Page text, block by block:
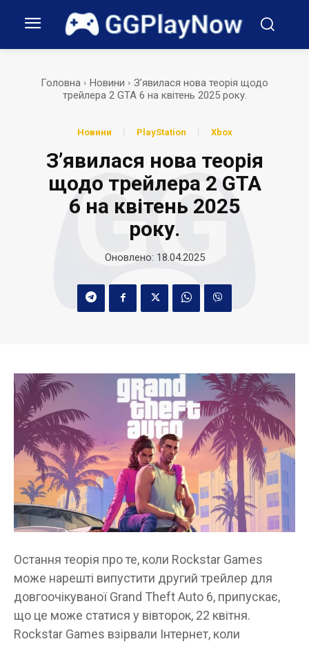
Головна Новини
З’явилася нова теорія щодо
трейлера 2 GTA 6 на квітень 2025 року.
Новини PlayStation Xbox
З’явилася нова теорія
щодо трейлера 2 GTA
6 на квітень 2025
року.
Оновлено: 18.04.2025
Остання теорія про те, коли Rockstar Games
може нарешті випустити другий трейлер для
довгоочікуваної Grand Theft Auto 6, припускає,
що це може статися у вівторок, 22 квітня.
Rockstar Games взірвали Інтернет, коли